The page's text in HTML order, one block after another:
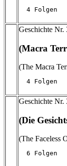
  4 Folgen
Geschichte Nr.
(Macra
(The Macra
  4 Folgen
Geschichte Nr.
(Die
(The Faceless
  6 Folgen